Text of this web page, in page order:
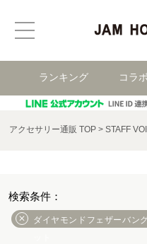
ランキング コラ
アクセサリー通販 TOP STAFF
ダイヤモンドフェザーバン